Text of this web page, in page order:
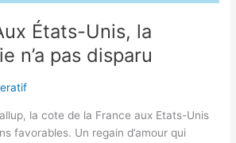
États-Unis, la
n’a pas disparu
la cote de la France aux Etats-Unis
favorables. Un regain d’amour qui